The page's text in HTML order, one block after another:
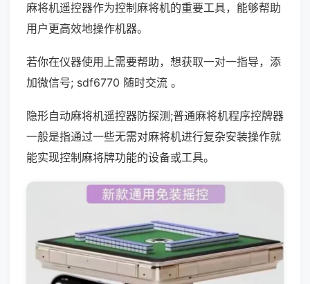
麻将机遥控器作为控制麻将机的重要工具，能够帮助
用户更高效地操作机器。
若你在仪器使用上需要帮助，想获取一对一指导，添
加微信号; sdf6770 随时交流 。
隐形自动麻将机遥控器防探测;普通麻将机程序控牌器
一般是指通过一些无需对麻将机进行复杂安装操作就
能实现控制麻将牌功能的设备或工具。